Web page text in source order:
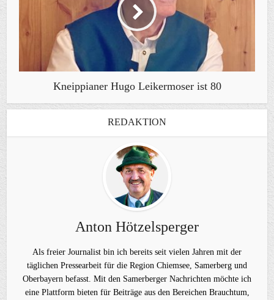
Kneippianer Hugo Leikermoser ist 80
REDAKTION
Anton Hötzelsperger
Als freier Journalist bin ich bereits seit vielen Jahren mit der
täglichen Pressearbeit für die Region Chiemsee, Samerberg und
Oberbayern befasst. Mit den Samerberger Nachrichten möchte ich
eine Plattform bieten für Beiträge aus den Bereichen Brauchtum,